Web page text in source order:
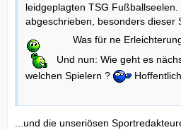
leidgeplagten TSG
abgeschrieben, besonders dieser
Was für ne
Und nun: Wie geht es
welchen Spielern ?
...und die unseriösen